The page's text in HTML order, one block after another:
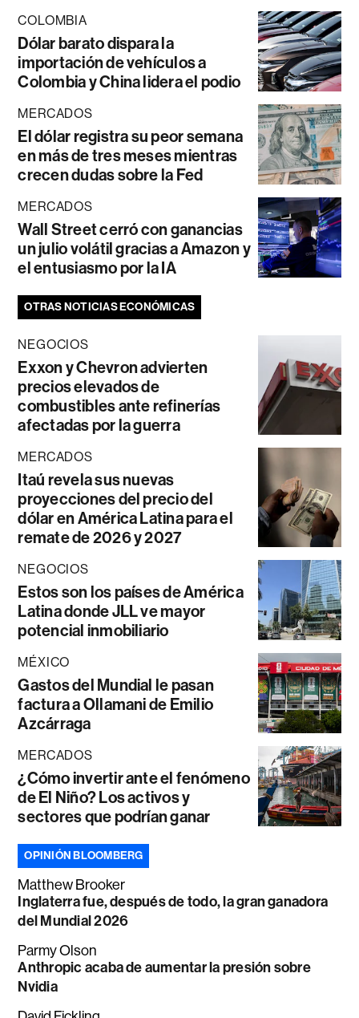
COLOMBIA
Dólar barato dispara la
importación de vehículos a
Colombia y China lidera el podio
MERCADOS
El dólar registra su peor semana
en más de tres meses mientras
crecen dudas sobre la Fed
MERCADOS
Wall Street cerró con ganancias
un julio volátil gracias a Amazon y
el entusiasmo por la IA
OTRAS NOTICIAS ECONÓMICAS
NEGOCIOS
Exxon y Chevron advierten
precios elevados de
combustibles ante refinerías
afectadas por la guerra
MERCADOS
Itaú revela sus nuevas
proyecciones del precio del
dólar en América Latina para el
remate de 2026 y 2027
NEGOCIOS
Estos son los países de América
Latina donde JLL ve mayor
potencial inmobiliario
MÉXICO
Gastos del Mundial le pasan
factura a Ollamani de Emilio
Azcárraga
MERCADOS
¿Cómo invertir ante el fenómeno
de El Niño? Los activos y
sectores que podrían ganar
OPINIÓN BLOOMBERG
Matthew Brooker
Inglaterra fue, después de todo, la gran ganadora
del Mundial 2026
Parmy Olson
Anthropic acaba de aumentar la presión sobre
Nvidia